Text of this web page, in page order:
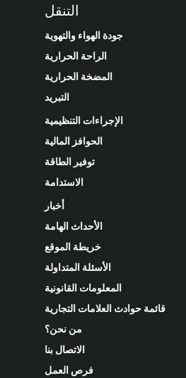
التنقل
جودة الهواء والتهوية
الراحة الحرارية
المضخة الحرارية
الإجراءات التنظيمية
الحوافز المالية
توفير الطاقة
الاستدامة
الأحداث الهامة
خريطة الموقع
الأسئلة المتداولة
المعلومات القانونية
قائمة حوادث العلامات التجارية
من نحن؟
الاتصال بنا
فرص العمل